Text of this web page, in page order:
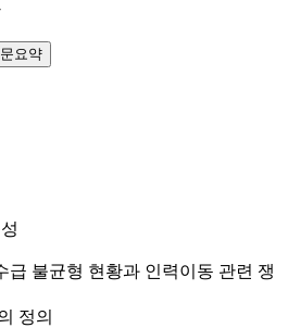
요약
급 불균형 현황과 인력이동 관련 쟁
정의